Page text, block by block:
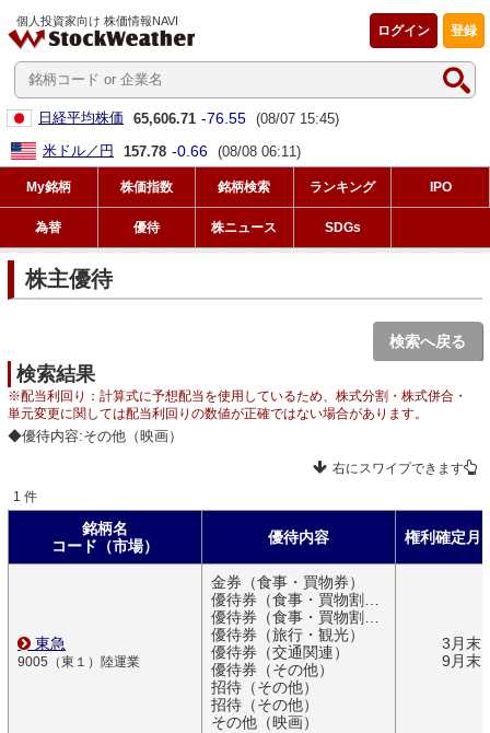
個人投資家向け 株価情報NAVI
登録
ログイン
日経平均株価 65,606.71 -76.55 (08/07 15:45)
米ドル／円
157.78 -0.66 (08/08 06:11)
My銘柄 株価指数 銘柄検索 ランキング IPO
為替 優待 株ニュース SDGs
株主優待
検索へ戻る
検索結果
※配当利回り：計算式に予想配当を使用しているため、株式分割・株式併合・
単元変更に関しては配当利回りの数値が正確ではない場合があります。
◆優待内容:その他（映画）
右にスワイプできます
1 件
銘柄名
コード（市場）
優待内容 権利確定月
東急
9005（東１）陸運業
金券（食事・買物券）
優待券（食事・買物割引券）
優待券（食事・買物割引券）
優待券（旅行・観光）
優待券（交通関連）
優待券（その他）
招待（その他）
招待（その他）
その他（映画）
3月末
9月末